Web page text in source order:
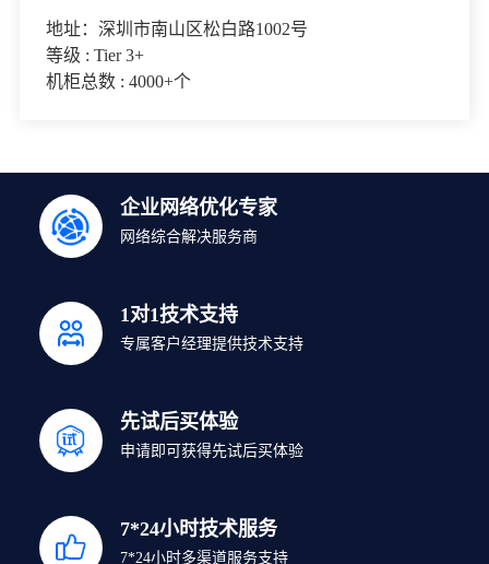
地址：深圳市南山区松白路1002号
等级 : Tier 3+
机柜总数 : 4000+个
企业网络优化专家
网络综合解决服务商
1对1技术支持
专属客户经理提供技术支持
先试后买体验
申请即可获得先试后买体验
7*24小时技术服务
7*24小时多渠道服务支持